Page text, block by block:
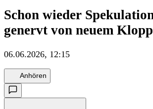
Schon wieder
genervt von neuem
06.06.2026, 12:15
Anhören